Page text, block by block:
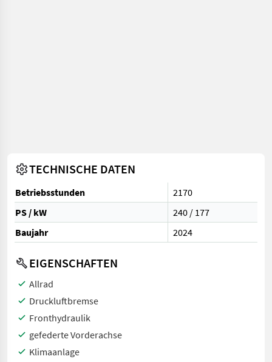
TECHNISCHE DATEN
Betriebsstunden
2170
PS / kW
240 / 177
Baujahr
2024
EIGENSCHAFTEN
Allrad
Druckluftbremse
Fronthydraulik
gefederte Vorderachse
Klimaanlage